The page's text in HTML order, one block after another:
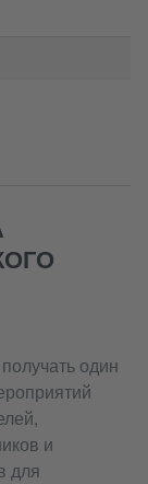
один
и
для